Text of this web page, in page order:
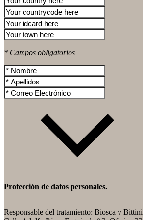
* Campos obligatorios
Protección de datos personales.
Responsable del tratamiento: Biosca y